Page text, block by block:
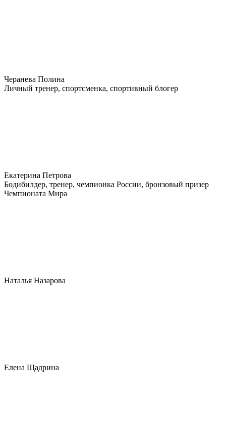
Черанева Полина
Личный тренер, спортсменка, спортивный блогер
Екатерина Петрова
Бодибилдер, тренер, чемпионка России, бронзовый призер
Чемпионата Мира
Наталья Назарова
Елена Щадрина